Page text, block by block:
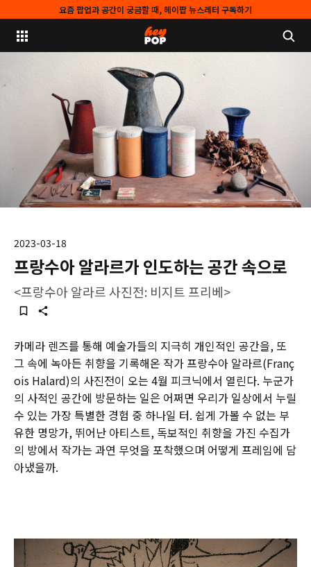
요즘 팝업과 공간이 궁금할 때, 헤이팝 뉴스레터 구독하기
2023-03-18
프랑수아 알라르가 인도하는 공간 속으로
<프랑수아 알라르 사진전: 비지트 프리베>
카메라 렌즈를 통해 예술가들의 지극히 개인적인 공간을, 또
그 속에 녹아든 취향을 기록해온 작가 프랑수아 알라르(Franç
ois Halard)의 사진전이 오는 4월 피크닉에서 열린다. 누군가
의 사적인 공간에 방문하는 일은 어쩌면 우리가 일상에서 누릴
수 있는 가장 특별한 경험 중 하나일 터. 쉽게 가볼 수 없는 부
유한 명망가, 뛰어난 아티스트, 독보적인 취향을 가진 수집가
의 방에서 작가는 과연 무엇을 포착했으며 어떻게 프레임에 담
아냈을까.